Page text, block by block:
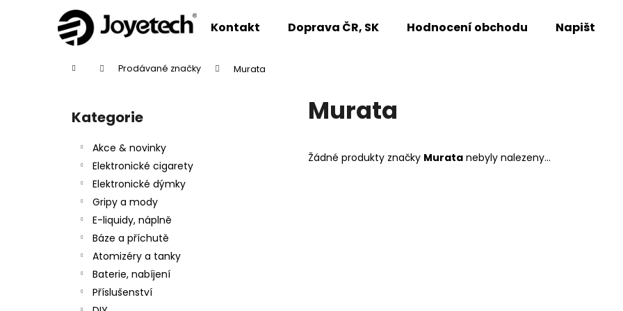
Kontakt Doprava ČR, SK Hodnocení obchodu Napište
Domů Prodávané značky Murata
Přeskočit
kategorie
Kategorie
Akce & novinky
Elektronické cigarety
Elektronické dýmky
Gripy a mody
E-liquidy, náplně
Báze a příchutě
Atomizéry a tanky
Baterie, nabíjení
Příslušenství
Murata
Žádné produkty značky Murata nebyly nalezeny...
Zpět
Zpět